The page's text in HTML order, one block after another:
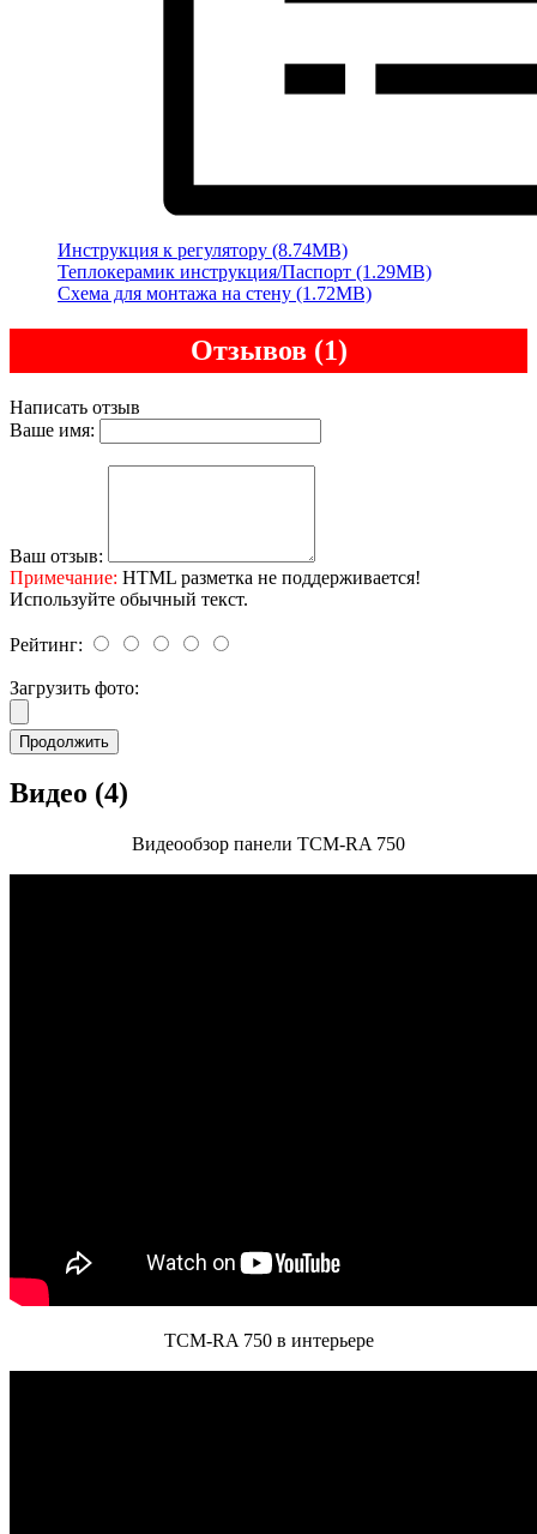
Инструкция к регулятору (8.74MB)
Теплокерамик инструкция/Паспорт (1.29MB)
Схема для монтажа на стену (1.72MB)
Отзывов (1)
Написать отзыв
Ваше имя:
Ваш отзыв:
Примечание: HTML разметка не поддерживается!
Используйте обычный текст.
Рейтинг:
Загрузить фото:
Продолжить
Видео (4)
Видеообзор панели ТСМ-RA 750
ТСМ-RA 750 в интерьере